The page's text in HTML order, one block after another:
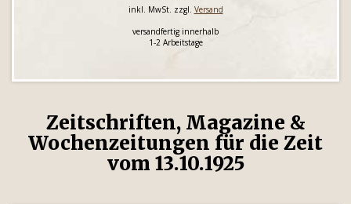
inkl. MwSt. zzgl. Versand
versandfertig innerhalb
1-2 Arbeitstage
Zeitschriften, Magazine &
Wochenzeitungen für die Zeit
vom 13.10.1925